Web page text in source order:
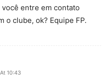
entre em contato
o clube, ok? Equipe FP.
10:43